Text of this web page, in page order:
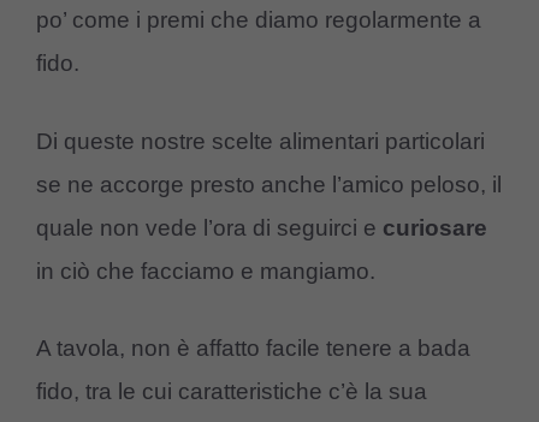
po’ come i premi che diamo regolarmente a
fido.
Di queste nostre scelte alimentari particolari
se ne accorge presto anche l’amico peloso, il
quale non vede l’ora di seguirci e curiosare
in ciò che facciamo e mangiamo.
A tavola, non è affatto facile tenere a bada
fido, tra le cui caratteristiche c’è la sua